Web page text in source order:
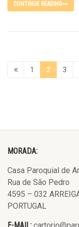
CONTINUE READING
1 2 3
MORADA:
Casa Paroquial de
Rua de São Pedro
4595 – 032
PORTUGAL